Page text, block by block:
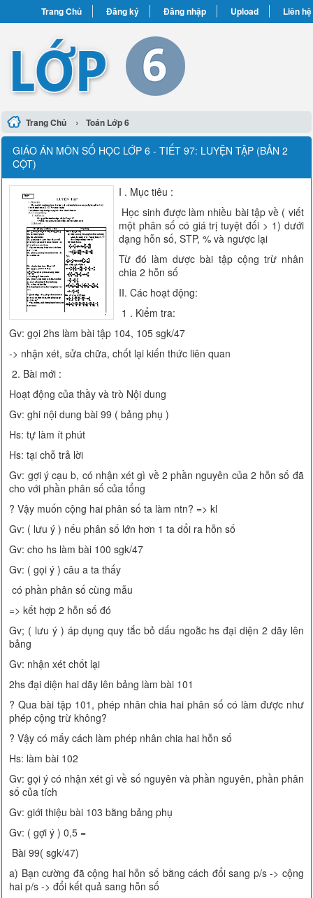
Trang Chủ Đăng ký Đăng nhập Upload Liên hệ
Trang Chủ › Toán Lớp 6
GIÁO ÁN MÔN SỐ HỌC LỚP 6 - TIẾT 97: LUYỆN TẬP (BẢN 2
CỘT)
I . Mục tiêu :
Học sinh được làm nhiều bài tập về ( viết
một phân số có giá trị tuyệt đối > 1) dưới
dạng hỗn số, STP, % và ngược lại
Từ đó làm dược bài tập cộng trừ nhân
chia 2 hỗn số
II. Các hoạt động:
1 . Kiểm tra:
Gv: gọi 2hs làm bài tập 104, 105 sgk/47
-> nhận xét, sửa chữa, chốt lại kiến thức liên quan
2. Bài mới :
Hoạt động của thầy và trò Nội dung
Gv: ghi nội dung bài 99 ( bảng phụ )
Hs: tự làm ít phút
Hs: tại chỗ trả lời
Gv: gợi ý cạu b, có nhận xét gì về 2 phần nguyên của 2 hỗn số đã
cho với phần phân số của tổng
? Vậy muốn cộng hai phân số ta làm ntn? => kl
Gv: ( lưu ý ) nếu phân số lớn hơn 1 ta dổi ra hỗn số
Gv: cho hs làm bài 100 sgk/47
Gv: ( gọi ý ) câu a ta thấy
có phần phân số cùng mẫu
=> kết hợp 2 hỗn số đó
Gv; ( lưu ý ) áp dụng quy tắc bỏ dấu ngoằc hs đại diện 2 dãy lên
bảng
Gv: nhận xét chốt lại
2hs đại diện hai dãy lên bảng làm bài 101
? Qua bài tập 101, phép nhân chia hai phân số có làm được như
phép cộng trừ không?
? Vậy có mấy cách làm phép nhân chia hai hỗn số
Hs: làm bài 102
Gv: gọi ý có nhận xét gì về số nguyên và phần nguyên, phần phân
số của tích
Gv: giới thiệu bài 103 bằng bảng phụ
Gv: ( gợi ý ) 0,5 =
Bài 99( sgk/47)
a) Bạn cường đã cộng hai hỗn số bằng cách đổi sang p/s -> cộng
hai p/s -> đổi kết quả sang hỗn số